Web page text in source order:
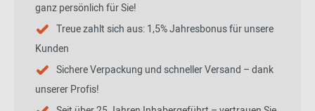
ganz persönlich für Sie!
Treue zahlt sich aus: 1,5% Jahresbonus für unsere
Kunden
Sichere Verpackung und schneller Versand – dank
unserer Profis!